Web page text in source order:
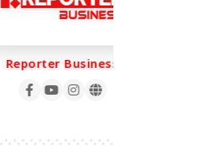
Reporter Business